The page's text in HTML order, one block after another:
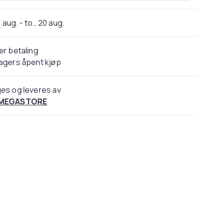
aug. - to., 20 aug.
betaling
åpent kjøp
og leveres av